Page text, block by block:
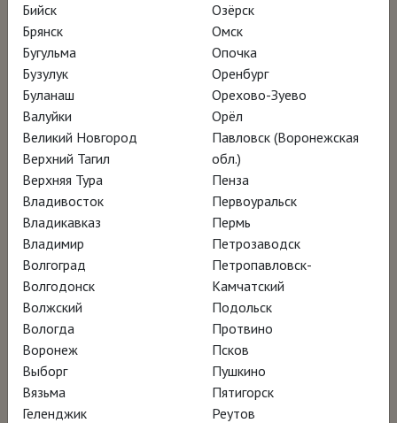
Леверенц. Божественная
тьма
Режиссёр Свен Блуме
Сигурд Леверенц – один из самых
известных шведских архитекторов,
признанный мастером своего дела на
международном уровне. Его уникальные
решения опередили своё время на
десятилетия. Его здания до сих пор
воспринимаются как современные
творения, а его работы по-прежнему входят
в программу архитектурного образования.
Если говорить о нём как о архитекторе-
Бийск
Брянск
Бугульма
Бузулук
Буланаш
Валуйки
Великий Новгород
Верхний Тагил
Верхняя Тура
Владивосток
Владикавказ
Владимир
Волгоград
Волгодонск
Волжский
Вологда
Воронеж
Выборг
Вязьма
Геленджик
Озёрск
Омск
Опочка
Оренбург
Орехово-Зуево
Орёл
Павловск (Воронежская
обл.)
Пенза
Первоуральск
Пермь
Петрозаводск
Петропавловск-
Камчатский
Подольск
Протвино
Псков
Пушкино
Пятигорск
Реутов